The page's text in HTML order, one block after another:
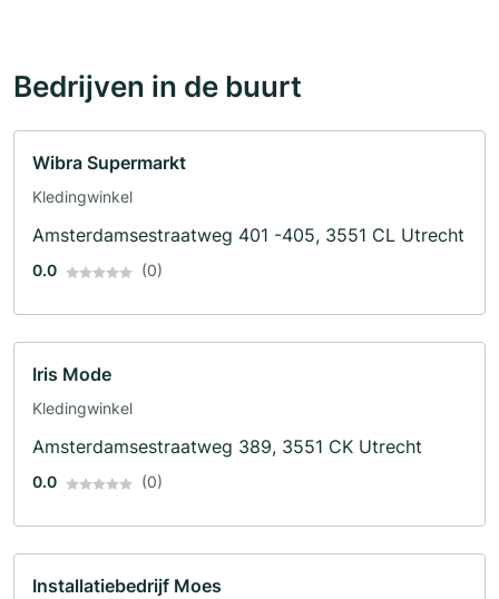
Bedrijven in de buurt
Wibra Supermarkt
Kledingwinkel
Amsterdamsestraatweg 401 -405, 3551 CL Utrecht
0.0 (0)
Iris Mode
Kledingwinkel
Amsterdamsestraatweg 389, 3551 CK Utrecht
0.0 (0)
Installatiebedrijf Moes